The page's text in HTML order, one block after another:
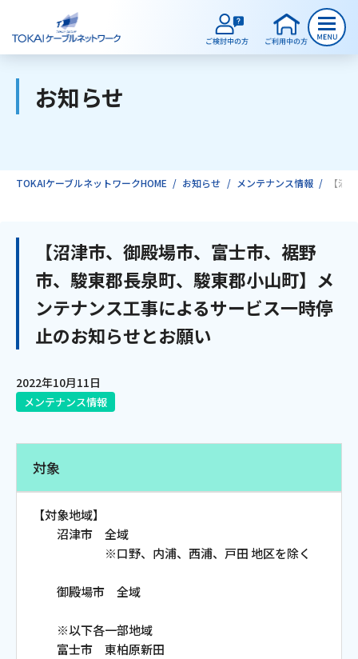
ご検討中のお客様
インターネット
テレビ
動画配信
おトクな情報 料金案内
対応エリア
お知らせ
TOKAIケーブルネットワークHOME お知らせ メンテナンス情報 【沼
【沼津市、御殿場市、富士市、裾野
市、駿東郡長泉町、駿東郡小山町】メ
ンテナンス工事によるサービス一時停
止のお知らせとお願い
2022年10月11日
メンテナンス情報
対象
【対象地域】
沼津市 全域
※口野、内浦、西浦、戸田 地区を除く
御殿場市 全域
※以下各一部地域
富士市 東柏原新田